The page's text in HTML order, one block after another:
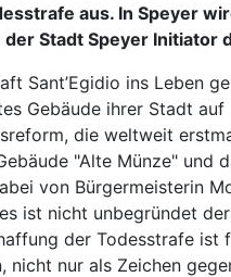
aus. In Speyer
Stadt Speyer Initiator
Sant’Egidio ins Leben
Gebäude ihrer Stadt
die weltweit
"Alte Münze"
von Bürgermeisterin
ist nicht unbegründet
der Todesstrafe
nicht nur als Zeichen